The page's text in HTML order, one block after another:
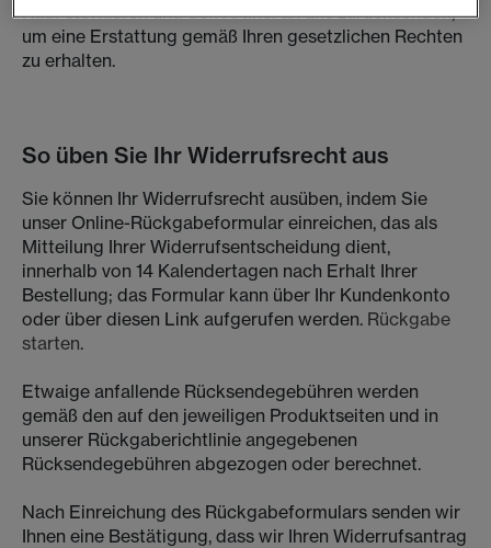
Kauf stornieren und den Artikel an uns zurücksenden,
um eine Erstattung gemäß Ihren gesetzlichen Rechten
zu erhalten.
So üben Sie Ihr Widerrufsrecht aus
Sie können Ihr Widerrufsrecht ausüben, indem Sie
unser Online-Rückgabeformular einreichen, das als
Mitteilung Ihrer Widerrufsentscheidung dient,
innerhalb von 14 Kalendertagen nach Erhalt Ihrer
Bestellung; das Formular kann über Ihr Kundenkonto
oder über diesen Link aufgerufen werden. Rückgabe
starten.
Etwaige anfallende Rücksendegebühren werden
gemäß den auf den jeweiligen Produktseiten und in
unserer Rückgaberichtlinie angegebenen
Rücksendegebühren abgezogen oder berechnet.
Nach Einreichung des Rückgabeformulars senden wir
Ihnen eine Bestätigung, dass wir Ihren Widerrufsantrag